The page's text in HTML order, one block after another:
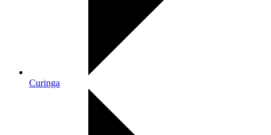
Curinga